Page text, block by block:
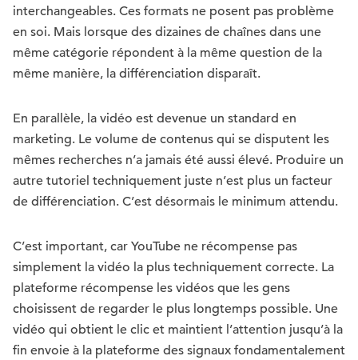
interchangeables. Ces formats ne posent pas problème
en soi. Mais lorsque des dizaines de chaînes dans une
même catégorie répondent à la même question de la
même manière, la différenciation disparaît.
En parallèle, la vidéo est devenue un standard en
marketing. Le volume de contenus qui se disputent les
mêmes recherches n’a jamais été aussi élevé. Produire un
autre tutoriel techniquement juste n’est plus un facteur
de différenciation. C’est désormais le minimum attendu.
C’est important, car YouTube ne récompense pas
simplement la vidéo la plus techniquement correcte. La
plateforme récompense les vidéos que les gens
choisissent de regarder le plus longtemps possible. Une
vidéo qui obtient le clic et maintient l’attention jusqu’à la
fin envoie à la plateforme des signaux fondamentalement